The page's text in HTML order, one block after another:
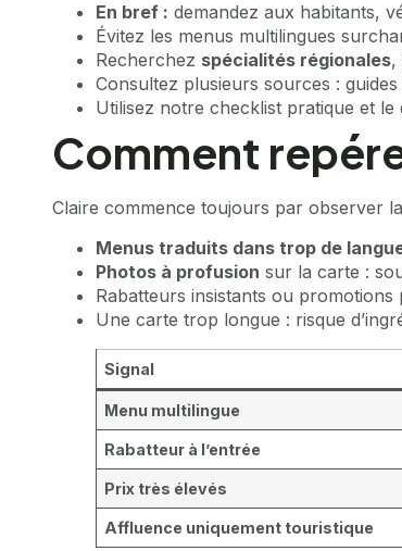
En bref : demandez aux habitants,
Évitez les menus multilingues
Recherchez spécialités régionales,
Consultez plusieurs sources :
Utilisez notre checklist pratique et
Comment
Claire commence toujours par observer
Menus traduits dans trop de
Photos à profusion sur la carte :
Rabatteurs insistants ou promotions
Une carte trop longue : risque
Signal
Menu multilingue
Rabatteur à l’entrée
Prix très élevés
Affluence uniquement touristique